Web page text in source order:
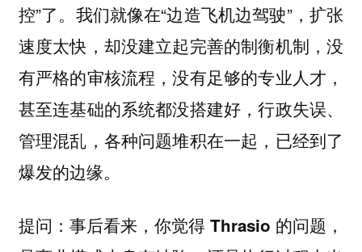
控”了。我们就像在“边造飞机边驾驶”，扩张
速度太快，却没建立起完善的制衡机制，没
有严格的审核流程，没有足够的专业人才，
甚至连基础的系统都没搭建好，行政失误、
管理混乱，各种问题堆积在一起，已经到了
爆发的边缘。
提问：事后看来，你觉得 Thrasio 的问题，